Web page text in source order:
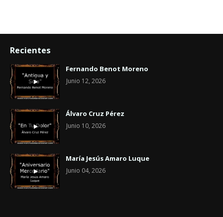
Recientes
Fernando Benot Moreno
Junio 12, 2026
Álvaro Cruz Pérez
Junio 10, 2026
María Jesús Amaro Luque
Junio 04, 2026